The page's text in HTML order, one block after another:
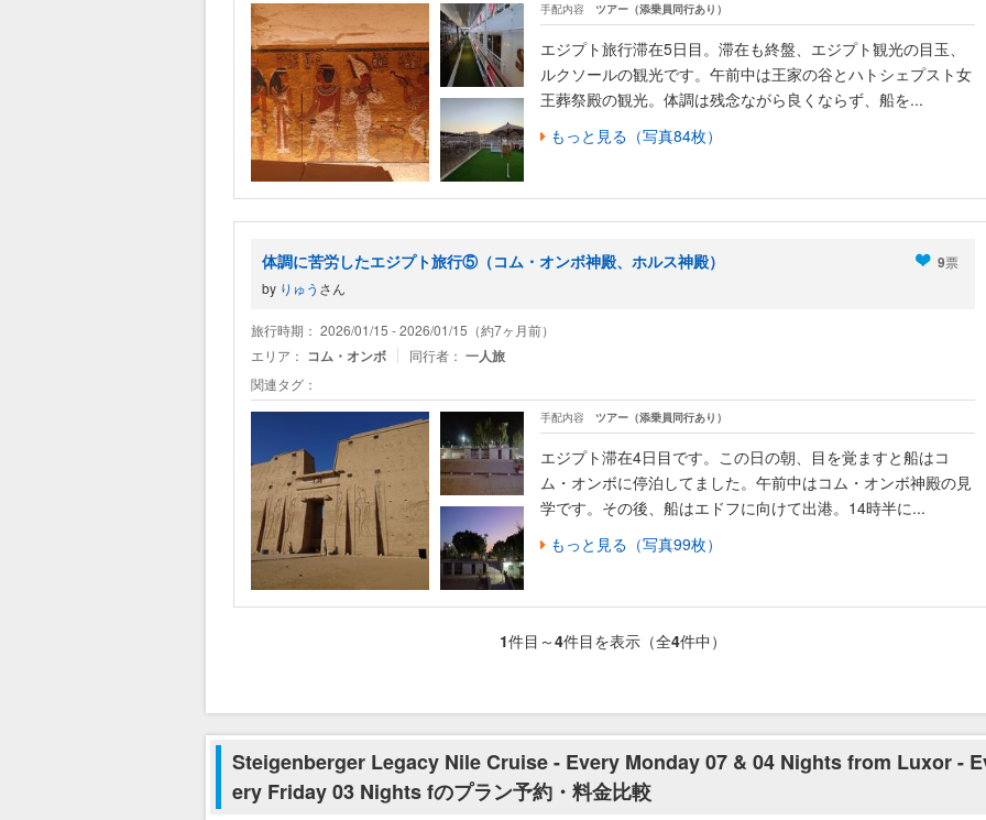
手配内容 ツアー（添乗員同行あり）
エジプト旅行滞在5日目。滞在も終盤、エジプト観光の目玉、
ルクソールの観光です。午前中は王家の谷とハトシェプスト女
王葬祭殿の観光。体調は残念ながら良くならず、船を...
もっと見る（写真84枚）
体調に苦労したエジプト旅行⑤（コム・オンボ神殿、ホルス神殿） 9票
by りゅう さん
旅行時期： 2026/01/15 - 2026/01/15（約7ヶ月前）
エリア： コム・オンボ 同行者： 一人旅
関連タグ：
手配内容 ツアー（添乗員同行あり）
エジプト滞在4日目です。この日の朝、目を覚ますと船はコ
ム・オンボに停泊してました。午前中はコム・オンボ神殿の見
学です。その後、船はエドフに向けて出港。14時半に...
もっと見る（写真99枚）
1件目～4件目を表示（全4件中）
Steigenberger Legacy Nile Cruise - Every Monday 07 & 04 Nights from Luxor -
ery Friday 03 Nights fのプラン予約・料金比較